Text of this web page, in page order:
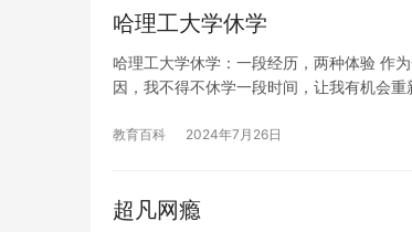
哈理工大学休学
哈理工大学休学：一段经历，两种体验 作
因，我不得不休学一段时间，让我有机会
教育百科 2024年7月26日
超凡网瘾